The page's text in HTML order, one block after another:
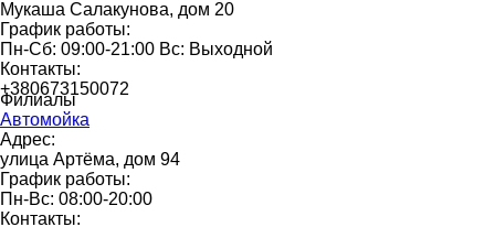
Мукаша Салакунова, дом 20
График работы:
Пн-Сб: 09:00-21:00 Вс: Выходной
Контакты:
+380673150072
Филиалы
Автомойка
Адрес:
улица Артёма, дом 94
График работы:
Пн-Вс: 08:00-20:00
Контакты: